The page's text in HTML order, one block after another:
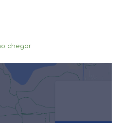
chegar